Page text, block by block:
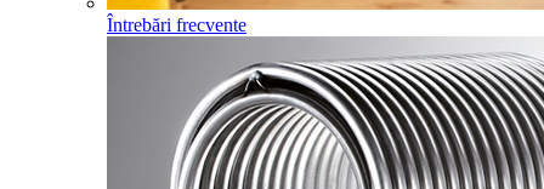
Întrebări frecvente